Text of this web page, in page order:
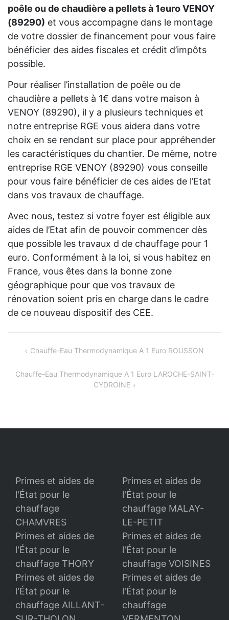
poêle ou de chaudière a pellets à 1euro VENOY
(89290) et vous accompagne dans le montage
de votre dossier de financement pour vous faire
bénéficier des aides fiscales et crédit d’impôts
possible.
Pour réaliser l’installation de poêle ou de
chaudière a pellets à 1€ dans votre maison à
VENOY (89290), il y a plusieurs techniques et
notre entreprise RGE vous aidera dans votre
choix en se rendant sur place pour appréhender
les caractéristiques du chantier. De même, notre
entreprise RGE VENOY (89290) vous conseille
pour vous faire bénéficier de ces aides de l’Etat
dans vos travaux de chauffage.
Avec nous, testez si votre foyer est éligible aux
aides de l’Etat afin de pouvoir commencer dès
que possible les travaux d de chauffage pour 1
euro. Conformément à la loi, si vous habitez en
France, vous êtes dans la bonne zone
géographique pour que vos travaux de
rénovation soient pris en charge dans le cadre
de ce nouveau dispositif des CEE.
Navigation
Chauffe-Eau Thermodynamique A 1 Euro ROUSSON
Chauffe-Eau Thermodynamique A 1 Euro LAROCHE-SAINT-
CYDROINE
Primes et aides de
l'État pour le
chauffage
CHAMVRES
Primes et aides de
l'État pour le
chauffage MALAY-
LE-PETIT
Primes et aides de
l'État pour le
chauffage THORY
Primes et aides de
l'État pour le
chauffage VOISINES
Primes et aides de
l'État pour le
chauffage AILLANT-
Primes et aides de
l'État pour le
chauffage